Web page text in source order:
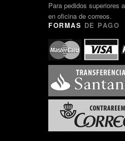
Para pedidos superiores
en oficina de correos.
FORMAS DE PAGO